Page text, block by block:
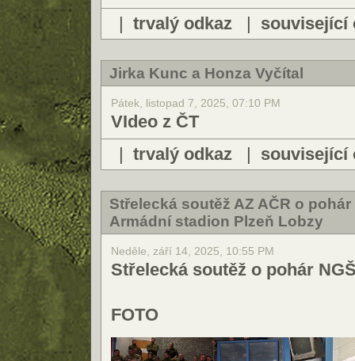
| trvalý odkaz | související
Jirka Kunc a Honza Vyčítal
Pátek, listopad 7, 2025, 07:10 PM
VIdeo z ČT
| trvalý odkaz | související
Střelecká soutěž AZ AČR o pohár
Armádní stadion Plzeň Lobzy
Neděle, září 14, 2025, 10:55 PM
Střelecká soutěž o pohár
FOTO